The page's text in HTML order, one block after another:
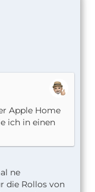
Apple Home
ich in einen
ne
die Rollos von